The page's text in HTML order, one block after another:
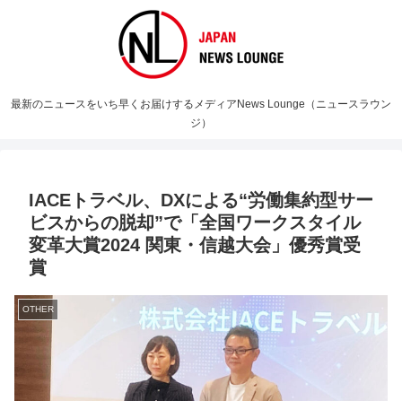
最新のニュースをいち早くお届けするメディアNews Lounge（ニュースラウン
ジ）
IACEトラベル、DXによる“労働集約型サー
ビスからの脱却”で「全国ワークスタイル
変革大賞2024 関東・信越大会」優秀賞受
賞
OTHER